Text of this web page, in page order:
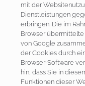
mit der
Dienstleistungen
erbringen. Die im
Browser übermittelte
von Google
der Cookies durch
Browser-Software
hin, dass Sie in
Funktionen dieser